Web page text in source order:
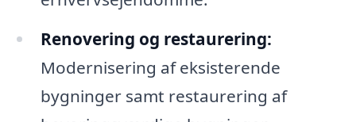
Renovering og restaurering:
Modernisering af eksisterende
bygninger samt restaurering af